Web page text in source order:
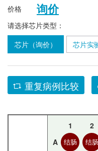
价格 询价
请选择芯片类型：
芯片（询价）
芯片实
重复病例比较
1 2
A
结肠 结肠